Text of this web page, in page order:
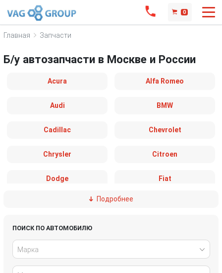
0
Главная Запчасти
Б/у автозапчасти в Москве и России
Acura Alfa Romeo
Audi BMW
Cadillac Chevrolet
Chrysler Citroen
Dodge Fiat
Honda
Подробнее
ПОИСК ПО АВТОМОБИЛЮ
Марка